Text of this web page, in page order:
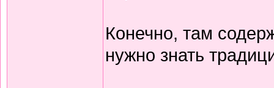
Конечно, там
нужно знать